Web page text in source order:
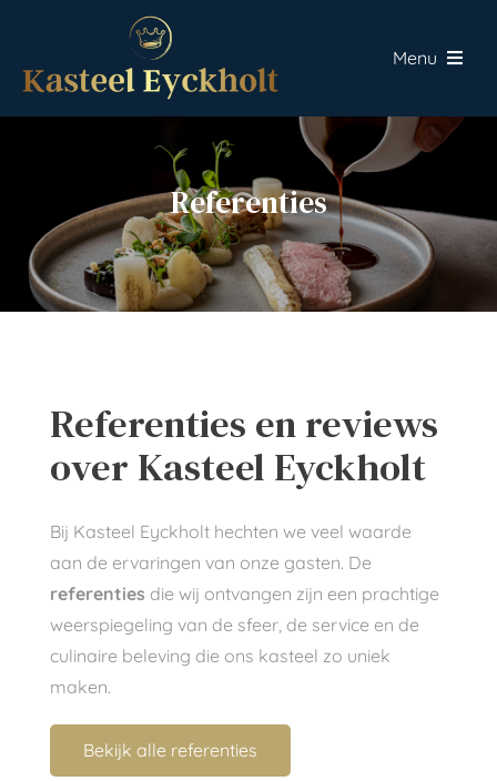
content
Menu
Home
Events
Over Eyckholt
Offerte aanvragen
Referenties
Referenties en reviews
over Kasteel Eyckholt
Bij Kasteel Eyckholt hechten we veel waarde
aan de ervaringen van onze gasten. De
referenties die wij ontvangen zijn een prachtige
weerspiegeling van de sfeer, de service en de
culinaire beleving die ons kasteel zo uniek
maken.
Bekijk alle referenties